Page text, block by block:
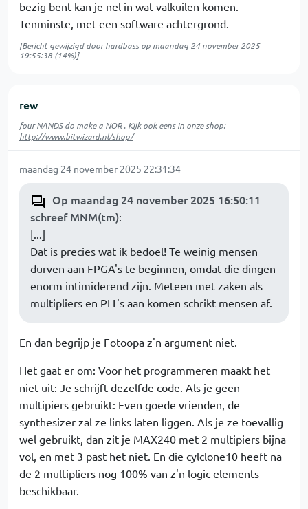
bezig bent kan je nel in wat valkuilen komen.
Tenminste, met een software achtergrond.
[Bericht gewijzigd doorhardbassop maandag 24 november 2025
19:55:38(14%)]
rew
four NANDS do make a NOR . Kijk ook eens in onze shop:
http://www.bitwizard.nl/shop/
maandag 24 november 2025 22:31:34
Op maandag 24 november 2025 16:50:11
schreef MNM(tm):
[...]
Dat is precies wat ik bedoel! Te weinig mensen
durven aan FPGA's te beginnen, omdat die dingen
enorm intimiderend zijn. Meteen met zaken als
multipliers en PLL's aan komen schrikt mensen af.
En dan begrijp je Fotoopa z'n argument niet.
Het gaat er om: Voor het programmeren maakt het
niet uit: Je schrijft dezelfde code. Als je geen
multipiers gebruikt: Even goede vrienden, de
synthesizer zal ze links laten liggen. Als je ze toevallig
wel gebruikt, dan zit je MAX240 met 2 multipiers bijna
vol, en met 3 past het niet. En die cylclone10 heeft na
de 2 multipliers nog 100% van z'n logic elements
beschikbaar.